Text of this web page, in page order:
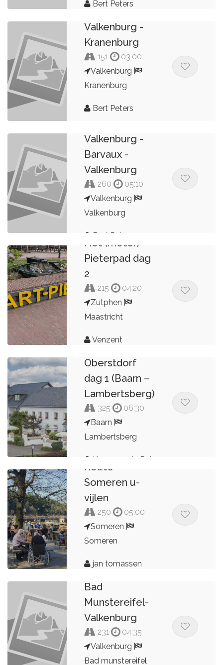
Bert Peters
Valkenburg -
Kranenburg
151
03:00
Valkenburg
Kranenburg
Bert Peters
Valkenburg -
Barvaux -
Valkenburg
260
05:10
Valkenburg
Valkenburg
Bert Peters
Het (motor)
Pieterpad dag
2
215
04:20
Zutphen
Maastricht
Venzent
11 dagen
Oberstdorf
dag 1 (Baarn –
Lambertsberg)
325
06:30
Baarn
Lambertsberg
Kees van de Pol
Route
Someren u-
vijlen
250
05:00
Someren
Someren
jan tomassen
Valkenburg-
Bad
Munstereifel-
Valkenburg
231
04:35
Valkenburg
Bad munstereifel